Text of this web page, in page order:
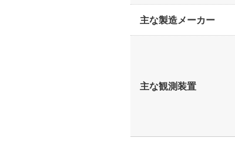
主な製造メーカー
主な観測装置